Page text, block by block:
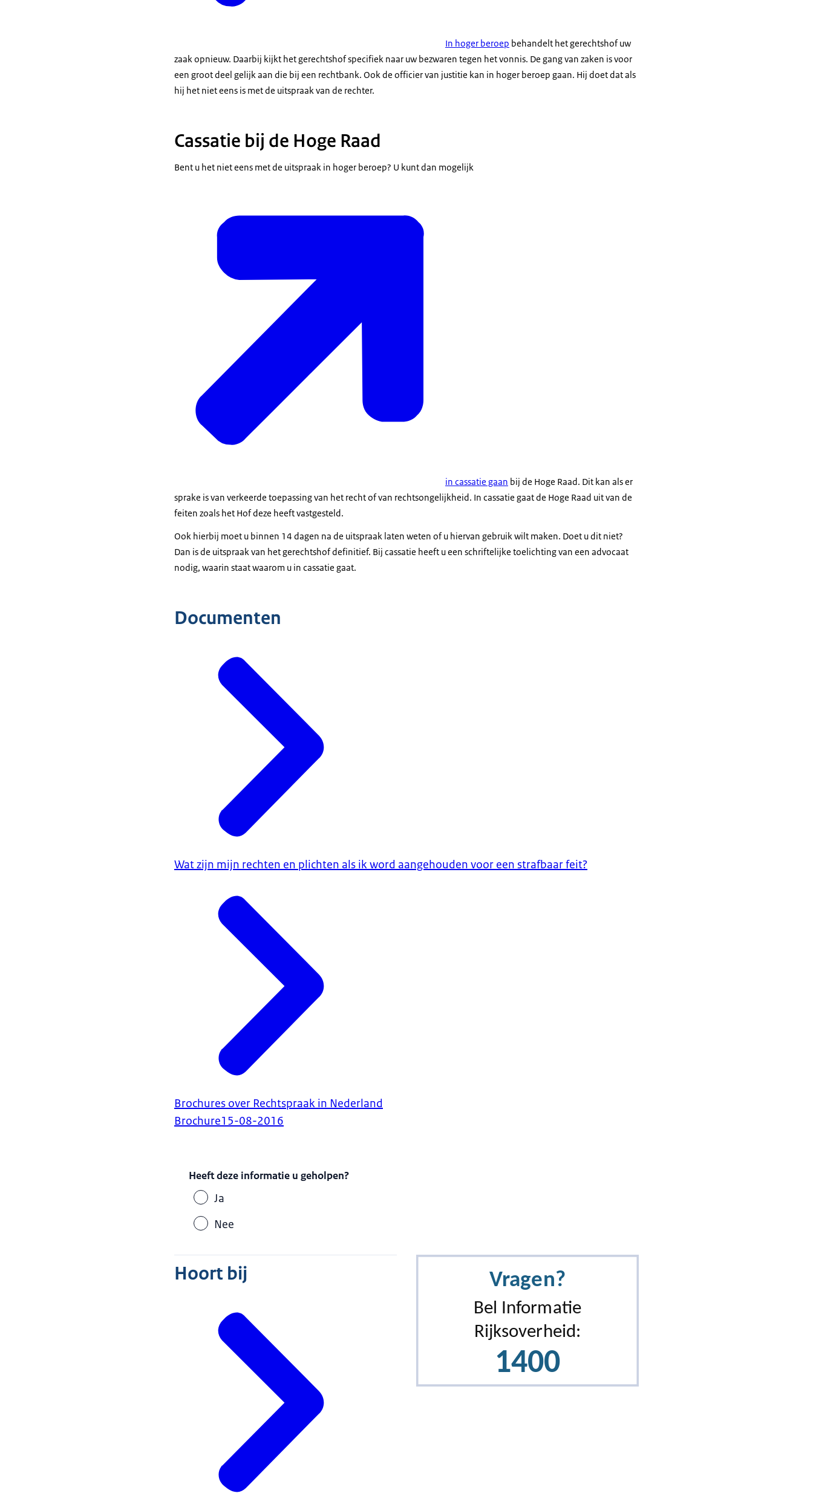
In hoger beroep behandelt het gerechtshof uw
zaak opnieuw. Daarbij kijkt het gerechtshof specifiek naar uw bezwaren tegen het vonnis. De gang van zaken is voor
een groot deel gelijk aan die bij een rechtbank. Ook de officier van justitie kan in hoger beroep gaan. Hij doet dat als
hij het niet eens is met de uitspraak van de rechter.
Cassatie bij de Hoge Raad
Bent u het niet eens met de uitspraak in hoger beroep? U kunt dan mogelijk
in cassatie gaan bij de Hoge Raad. Dit kan als er
sprake is van verkeerde toepassing van het recht of van rechtsongelijkheid. In cassatie gaat de Hoge Raad uit van de
feiten zoals het Hof deze heeft vastgesteld.
Ook hierbij moet u binnen 14 dagen na de uitspraak laten weten of u hiervan gebruik wilt maken. Doet u dit niet?
Dan is de uitspraak van het gerechtshof definitief. Bij cassatie heeft u een schriftelijke toelichting van een advocaat
nodig, waarin staat waarom u in cassatie gaat.
Documenten
Wat zijn mijn rechten en plichten als ik word aangehouden voor een strafbaar feit?
Brochures over Rechtspraak in Nederland
Brochure15-08-2016
Heeft deze informatie u geholpen?
Ja
Nee
Hoort bij